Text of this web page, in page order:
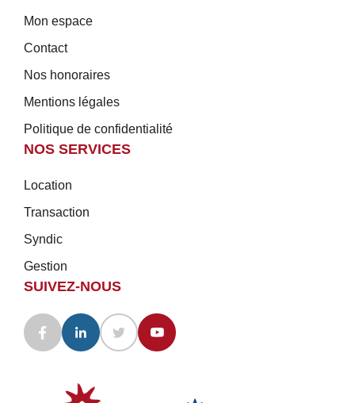
Mon espace
Contact
Nos honoraires
Mentions légales
Politique de confidentialité
NOS SERVICES
Location
Transaction
Syndic
Gestion
SUIVEZ-NOUS